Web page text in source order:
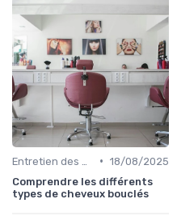
• 18/08/2025
Comprendre les différents
types de cheveux bouclés